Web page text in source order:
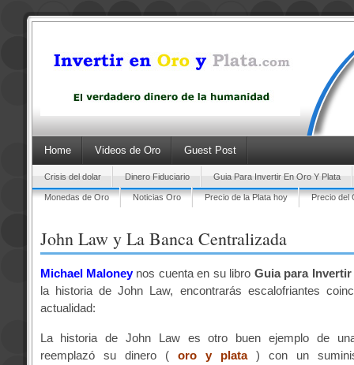
Home Videos de Oro Guest Post
Crisis del dolar Dinero Fiduciario Guia Para Invertir En Oro Y Plata
Monedas de Oro Noticias Oro Precio de la Plata hoy Precio del
John Law y La Banca Centralizada
Michael Maloney nos cuenta en su libro Guia para
la historia de John Law, encontrarás escalofriantes
actualidad:
La historia de John Law es otro buen ejemplo de
reemplazó su dinero (
oro y plata
) con un